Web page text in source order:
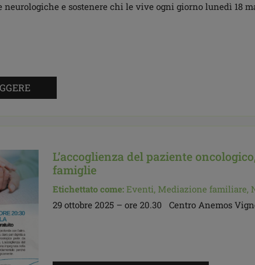
neurologiche e sostenere chi le vive ogni giorno lunedì 18
L’accoglienza del paziente
famiglie
Etichettato come: Eventi, Mediazione familiare,
29 ottobre 2025 – ore 20.30 Centro Anemos